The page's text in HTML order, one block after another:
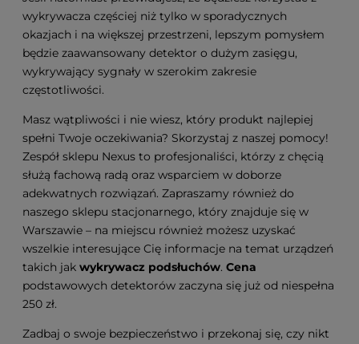
wykrywacza częściej niż tylko w sporadycznych
okazjach i na większej przestrzeni, lepszym pomysłem
będzie zaawansowany detektor o dużym zasięgu,
wykrywający sygnały w szerokim zakresie
częstotliwości.
Masz wątpliwości i nie wiesz, który produkt najlepiej
spełni Twoje oczekiwania? Skorzystaj z naszej pomocy!
Zespół sklepu Nexus to profesjonaliści, którzy z chęcią
służą fachową radą oraz wsparciem w doborze
adekwatnych rozwiązań. Zapraszamy również do
naszego sklepu stacjonarnego, który znajduje się w
Warszawie – na miejscu również możesz uzyskać
wszelkie interesujące Cię informacje na temat urządzeń
takich jak wykrywacz podsłuchów. Cena
podstawowych detektorów zaczyna się już od niespełna
250 zł.
Zadbaj o swoje bezpieczeństwo i przekonaj się, czy nikt